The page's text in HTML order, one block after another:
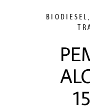
BIODIESEL